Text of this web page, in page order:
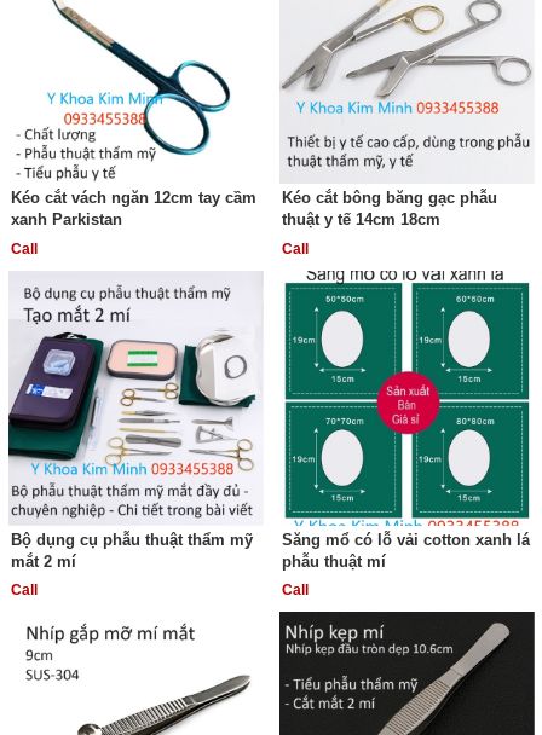
Kéo cắt vách ngăn 12cm tay cầm
xanh Parkistan
Call
Kéo cắt bông băng gạc phẫu
thuật y tế 14cm 18cm
Call
Bộ dụng cụ phẫu thuật thẩm mỹ
mắt 2 mí
Call
Săng mổ có lỗ vải cotton xanh lá
phẫu thuật mí
Call